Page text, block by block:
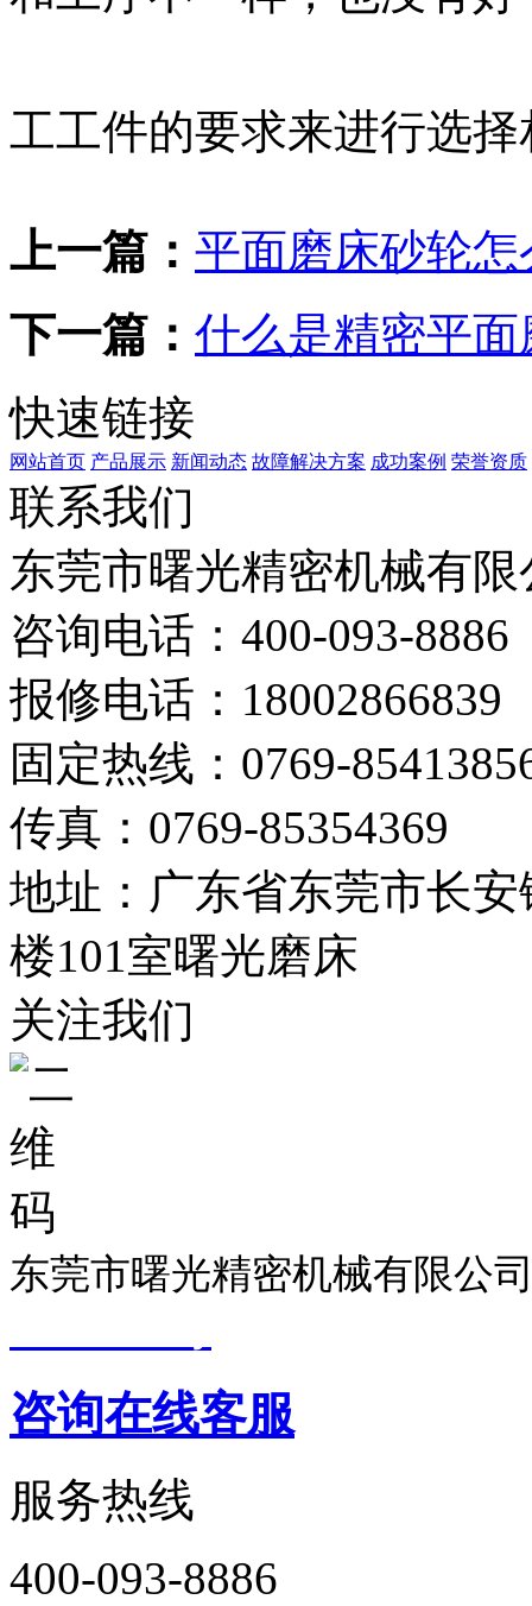
工工件的要求来进行选
上一篇： 平面磨床砂轮
下一篇： 什么是精密平面
快速链接
网站首页 产品展示 新闻动态 故障解决方案 成功案例 荣誉资质
联系我们
东莞市曙光精密机械有限
咨询电话：400-093-8886
报修电话：18002866839
固定热线：0769-
传真：0769-85354369
地址：广东省东莞市长
楼101室曙光磨床
关注我们
东莞市曙光精密机械有限公
咨询在线客服
服务热线
400-093-8886